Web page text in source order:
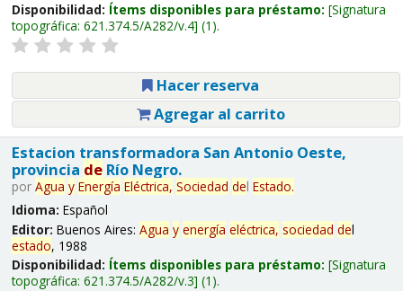
Disponibilidad: Ítems disponibles para préstamo: Signatura
topográfica: 621.374.5/A282/v.4 (1).
Hacer reserva
Agregar al carrito
Estacion transformadora San Antonio Oeste,
provincia deRío Negro.
por Agua y Energía Eléctrica, Sociedad del Estado.
Idioma: Español
Editor: Buenos Aires: Agua y energía eléctrica, sociedad del
estado, 1988
Disponibilidad: Ítems disponibles para préstamo: Signatura
topográfica: 621.374.5/A282/v.3 (1).